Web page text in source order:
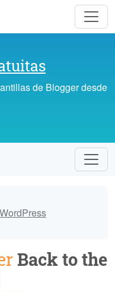
de Blogger desde
Back to the